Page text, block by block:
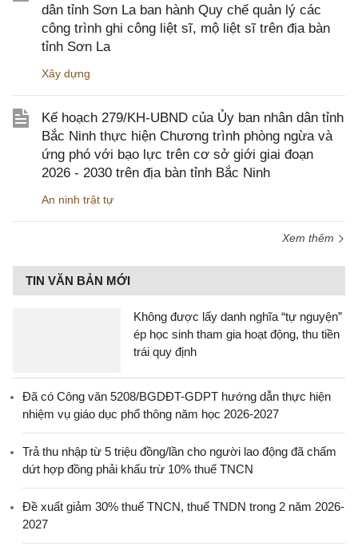
dân tỉnh Sơn La ban hành Quy chế quản lý các
công trình ghi công liệt sĩ, mộ liệt sĩ trên địa bàn
tỉnh Sơn La
Xây dựng
Kế hoạch 279/KH-UBND của Ủy ban nhân dân tỉnh
Bắc Ninh thực hiện Chương trình phòng ngừa và
ứng phó với bạo lực trên cơ sở giới giai đoạn
2026 - 2030 trên địa bàn tỉnh Bắc Ninh
An ninh trật tự
Xem thêm
TIN VĂN BẢN MỚI
Không được lấy danh nghĩa “tự nguyện”
ép học sinh tham gia hoạt động, thu tiền
trái quy định
Đã có Công văn 5208/BGDĐT-GDPT hướng dẫn thực hiện
nhiệm vụ giáo dục phổ thông năm học 2026-2027
Trả thu nhập từ 5 triệu đồng/lần cho người lao động đã chấm
dứt hợp đồng phải khấu trừ 10% thuế TNCN
Đề xuất giảm 30% thuế TNCN, thuế TNDN trong 2 năm 2026-
2027